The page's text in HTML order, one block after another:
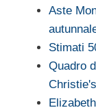
Aste
Stimati
Quadro